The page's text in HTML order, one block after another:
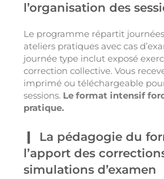
l’organisation des
Le programme répartit
ateliers pratiques avec cas
journée type inclut exposé
correction collective. Vous
imprimé ou téléchargeable
sessions. Le format intensif
pratique.
La pédagogie du
l’apport des
simulations d’examen